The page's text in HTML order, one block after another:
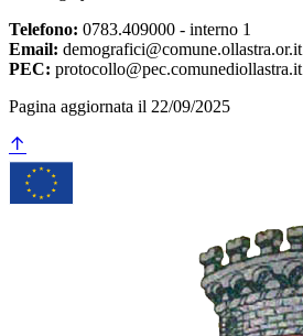
Telefono: 0783.409000 - interno 1
Email: demografici@comune.ollastra.or.it
PEC: protocollo@pec.comunediollastra.it
Pagina aggiornata il 22/09/2025